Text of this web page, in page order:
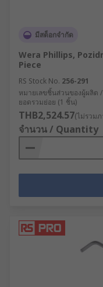
มีสต็อกจำกัด
Wera Phillips,
Piece
RS Stock No. 256-291
หมายเลขชิ้นส่วนของผู้ผลิต
ยอดรวมย่อย (1 ชิ้น)
THB2,524.57(ไม่รวม
จำนวน / Quantity